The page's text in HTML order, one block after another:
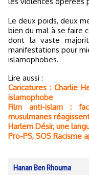
Le deux poids, deux
bien du mal à se faire
dont la vaste
manifestations pour
islamophobes.
Lire aussi :
Caricatures : Charlie
islamophobe
Film anti-islam :
musulmanes
Harlem Désir, une
Pro-PS, SOS Racisme
Hanan Ben Rhouma